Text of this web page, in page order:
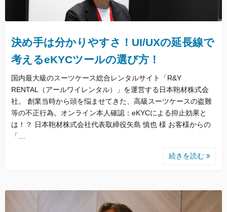
決め手は分かりやすさ！UI/UXの延長線で
考えるeKYCツールの選び方！
国内最大級のスーツケース総合レンタルサイト「R&Y
RENTAL（アールワイレンタル）」を運営する日本鞄材株式会
社。 創業当時から頭を悩ませてきた、高級スーツケースの盗難
等の不正行為。オンライン本人確認：eKYCによる抑止効果と
は！？ 日本鞄材株式会社代表取締役矢島 慎也 様 お客様からの
「…
続きを読む